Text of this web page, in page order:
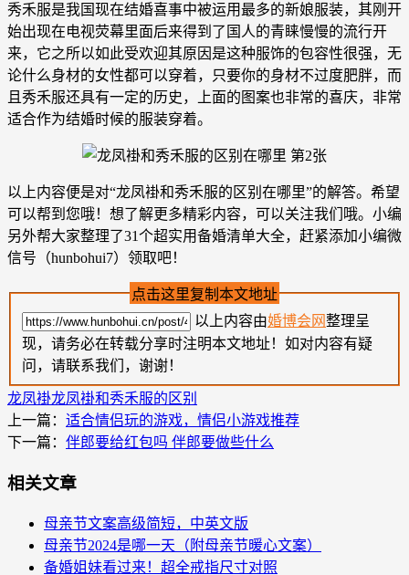
秀禾服是我国现在结婚喜事中被运用最多的新娘服装，其刚开
始出现在电视荧幕里面后来得到了国人的青睐慢慢的流行开
来，它之所以如此受欢迎其原因是这种服饰的包容性很强，无
论什么身材的女性都可以穿着，只要你的身材不过度肥胖，而
且秀禾服还具有一定的历史，上面的图案也非常的喜庆，非常
适合作为结婚时候的服装穿着。
以上内容便是对“龙凤褂和秀禾服的区别在哪里”的解答。希望
可以帮到您哦！想了解更多精彩内容，可以关注我们哦。小编
另外帮大家整理了31个超实用备婚清单大全，赶紧添加小编微
信号（hunbohui7）领取吧！
点击这里复制本文地址
以上内容由婚博会网整理呈
现，请务必在转载分享时注明本文地址！如对内容有疑
问，请联系我们，谢谢！
龙凤褂龙凤褂和秀禾服的区别
上一篇： 适合情侣玩的游戏，情侣小游戏推荐
下一篇： 伴郎要给红包吗 伴郎要做些什么
相关文章
母亲节文案高级简短，中英文版
母亲节2024是哪一天（附母亲节暖心文案）
备婚姐妹看过来！超全戒指尺寸对照